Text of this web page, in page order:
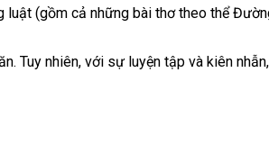
(gồm cả những bài thơ theo thể
Tuy nhiên, với sự luyện tập và kiên